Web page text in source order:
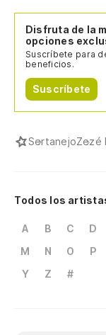
Disfruta de la
opciones
Suscríbete para
beneficios.
Suscríbete
SertanejoZezé
Todos los
A B C D
M
N O P
Y
Z #